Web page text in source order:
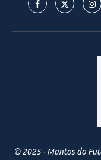
© 2025 - Mantos do